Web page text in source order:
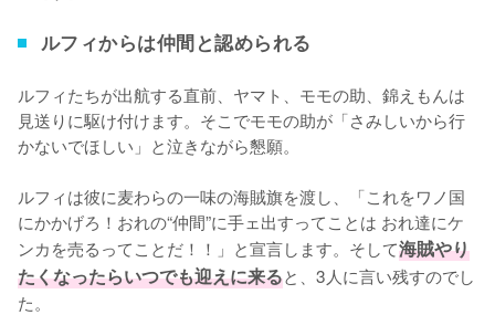
ルフィからは仲間と認められる
ルフィたちが出航する直前、ヤマト、モモの助、錦えもんは
見送りに駆け付けます。そこでモモの助が「さみしいから行
かないでほしい」と泣きながら懇願。
ルフィは彼に麦わらの一味の海賊旗を渡し、「これをワノ国
にかかげろ！おれの“仲間”に手ェ出すってことは おれ達にケ
ンカを売るってことだ！！」と宣言します。そして海賊やり
たくなったらいつでも迎えに来ると、3人に言い残すのでし
た。